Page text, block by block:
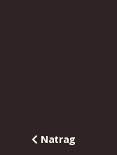
Natrag